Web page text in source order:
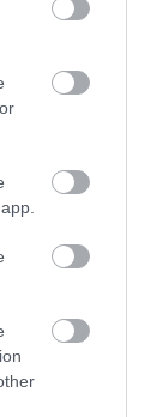
A FIUNKRA” –
FERENC
70 ...